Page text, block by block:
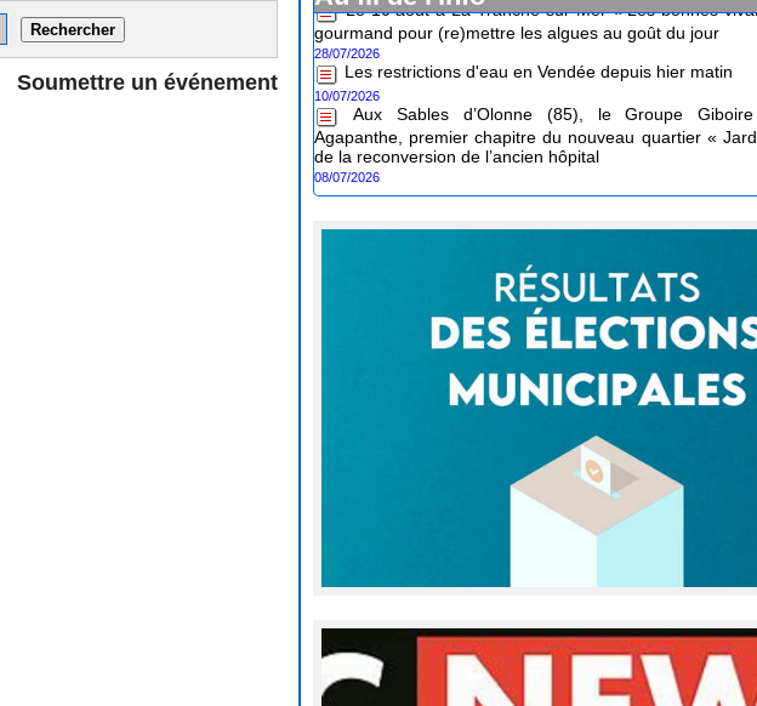
Soumettre un événement
gourmand pour (re)mettre les algues au goût du jour
28/07/2026
Les restrictions d'eau en Vendée depuis hier matin
10/07/2026
Aux Sables d’Olonne (85), le Groupe
Agapanthe, premier chapitre du nouveau quartier «
de la reconversion de l’ancien hôpital
08/07/2026